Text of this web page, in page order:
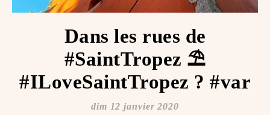
Dans les rues de
#SaintTropez ⛱️
#ILoveSaintTropez ️? #var
dim 12 janvier 2020